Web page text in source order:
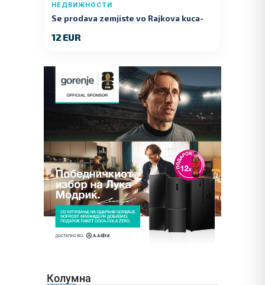
НЕДВИЖНОСТИ
Se prodava zemjiste vo Rajkova kuca-
12 EUR
Колумна